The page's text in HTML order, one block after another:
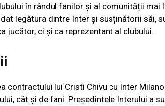
în rândul fanilor și al comunității mai
legătura dintre Inter și susținătorii săi,
jucător, ci și ca reprezentant al clubului.
contractului lui Cristi Chivu cu Inter
cât și de fani. Președintele Interului a